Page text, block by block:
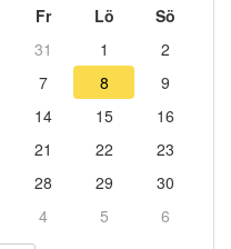
Fr Lö
Sö
31 1
2
7 8
9
14 15
16
21 22
23
28 29
30
4 5 6